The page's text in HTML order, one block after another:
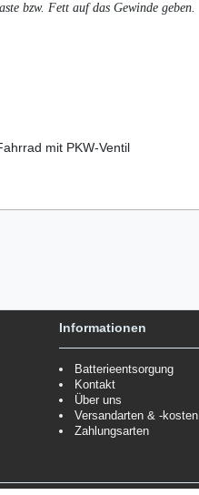
bzw. Fett auf das Gewinde geben.
mit PKW-Ventil
Informationen
Batterieentsorgung
Kontakt
Über uns
Versandarten & -kosten
Zahlungsarten